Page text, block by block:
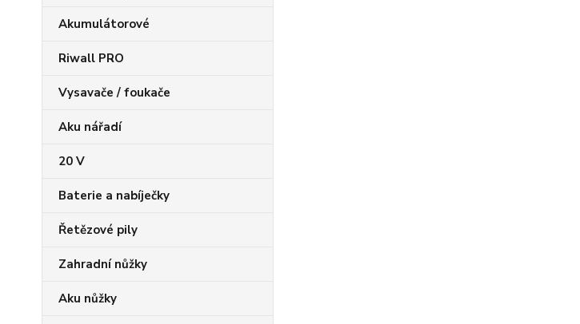
Akumulátorové
Riwall PRO
Vysavače / foukače
Aku nářadí
20 V
Baterie a nabíječky
Řetězové pily
Zahradní nůžky
Aku nůžky